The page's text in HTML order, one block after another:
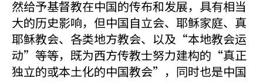
然给予基督教在中国的传布和发展，具有相当
大的历史影响，但中国自立会、耶稣家庭、真
耶稣教会、各类地方教会、以及“本地教会运
动”等等，既为西方传教士努力建构的“真正
独立的或本土化的中国教会”，同时也是中国